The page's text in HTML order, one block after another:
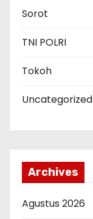
Sorot
TNI POLRI
Tokoh
Uncategorized
Archives
Agustus 2026